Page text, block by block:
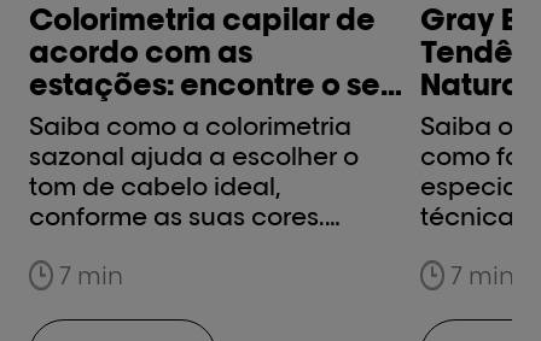
Colorimetria capilar de
acordo com as
estações: encontre o seu
tom ideal
Saiba como a colorimetria
sazonal ajuda a escolher o
tom de cabelo ideal,
conforme as suas cores.
inverno. Encontre o seu tom!
7 min
Gray
Saiba o
como
técnicas
7 min